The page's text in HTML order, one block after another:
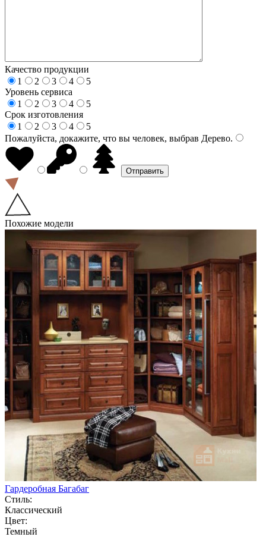
Качество продукции
1
2 3 4
5
Уровень сервиса
1
2 3 4
5
Срок изготовления
1
2 3 4
5
Пожалуйста, докажите, что вы человек, выбрав Дерево.
Похожие модели
Гардеробная Багабаг
Стиль:
Классический
Цвет:
Темный